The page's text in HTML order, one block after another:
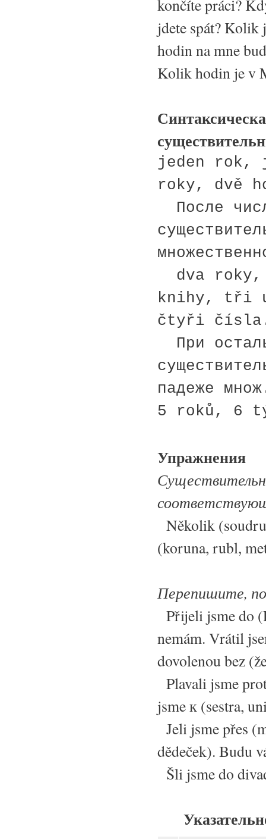
končíte práci?
jdete spát?
hodin na mne
Kolik hodin je v
jeden rok,
roky, dvě
После
dva
knihy, tři
čtyři
При
падеже
5 roků, 6
Упражнения
Několik
(koruna, rubl,
Перепишите,
Přijeli jsme do
nemám. Vrátil
dovolenou bez
Plavali jsme
jsme к (sestra,
Jeli jsme přes
dědeček). Budu
Šli jsme do